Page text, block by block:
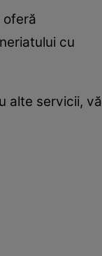
oferă
cu
alte servicii, vă